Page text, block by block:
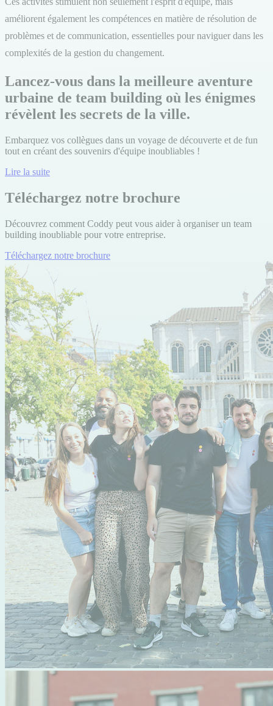
améliorent également les compétences en matière de résolution de
problèmes et de communication, essentielles pour naviguer dans les
complexités de la gestion du changement.
Lancez-vous dans la meilleure aventure
urbaine de team building où les énigmes
révèlent les secrets de la ville.
Embarquez vos collègues dans un voyage de découverte et de fun
tout en créant des souvenirs d'équipe inoubliables !
Lire la suite
Téléchargez notre brochure
Découvrez comment Coddy peut vous aider à organiser un team
building inoubliable pour votre entreprise.
Téléchargez notre brochure